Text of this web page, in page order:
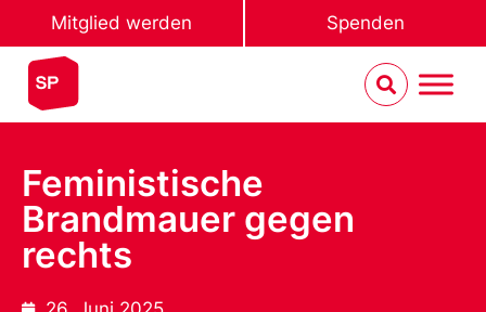
Mitglied werden Spenden
Feministische
Brandmauer gegen
rechts